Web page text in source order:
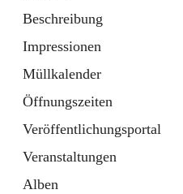
Beschreibung
Impressionen
Müllkalender
Öffnungszeiten
Veröffentlichungsportal
Veranstaltungen
Alben